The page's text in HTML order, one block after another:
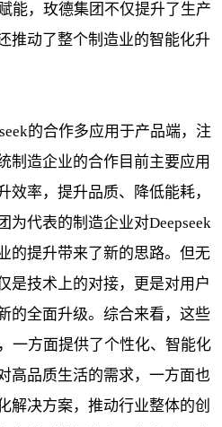
能，玫德集团不仅提升了生产
推动了整个制造业的智能化升
的合作多应用于产品端，注
制造企业的合作目前主要应用
效率，提升品质、降低能耗，
为代表的制造企业对Deepseek
的提升带来了新的思路。但无
是技术上的对接，更是对用户
的全面升级。综合来看，这些
一方面提供了个性化、智能化
高品质生活的需求，一方面也
解决方案，推动行业整体的创